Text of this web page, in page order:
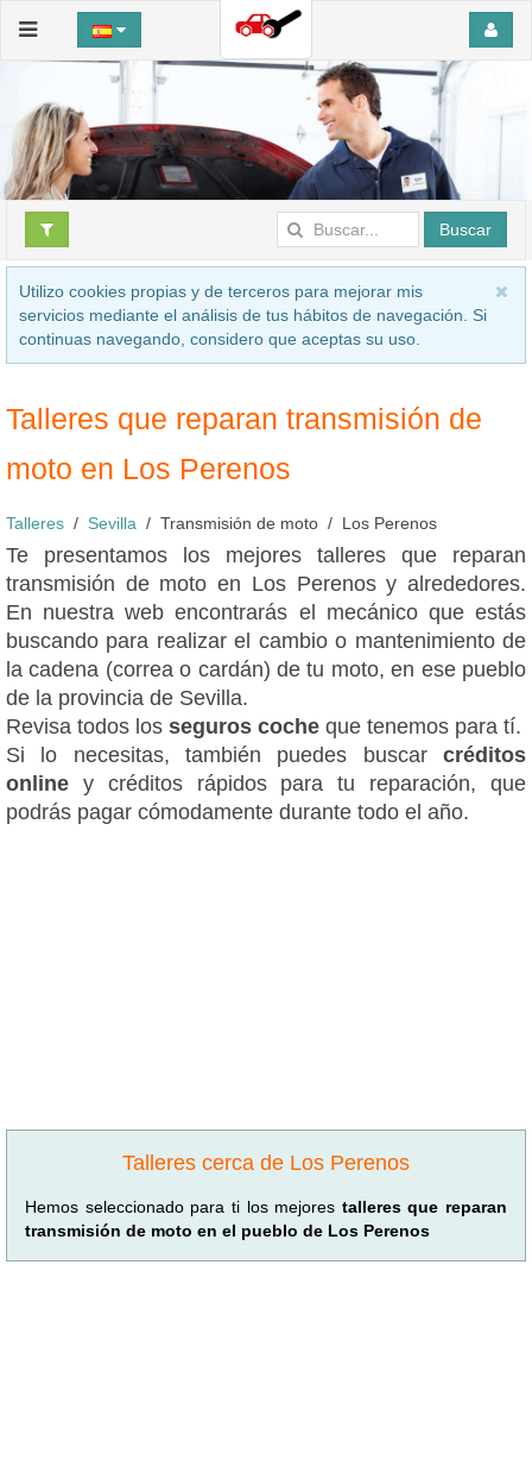
Buscar
Utilizo cookies propias y de terceros para mejorar mis
servicios mediante el análisis de tus hábitos de navegación. Si
continuas navegando, considero que aceptas su uso.
Talleres que reparan transmisión de
moto en Los Perenos
Talleres Sevilla Transmisión de moto Los Perenos
Te presentamos los mejores talleres que reparan
transmisión de moto en Los Perenos y alrededores.
En nuestra web encontrarás el mecánico que estás
buscando para realizar el cambio o mantenimiento de
la cadena (correa o cardán) de tu moto, en ese pueblo
de la provincia de Sevilla.
Revisa todos los seguros coche que tenemos para tí.
Si lo necesitas, también puedes buscar créditos
online y créditos rápidos para tu reparación, que
podrás pagar cómodamente durante todo el año.
Talleres cerca de Los Perenos
Hemos seleccionado para ti los mejores talleres que reparan
transmisión de moto en el pueblo de Los Perenos